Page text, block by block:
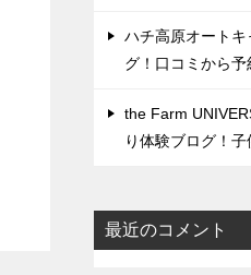
ハチ高原オートキ
グ！口コミから予
the Farm
り体験ブログ！
最近のコメント